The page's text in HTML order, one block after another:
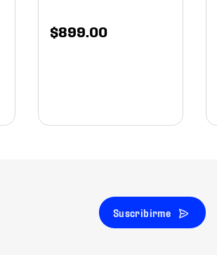
$899.00
Suscribirme